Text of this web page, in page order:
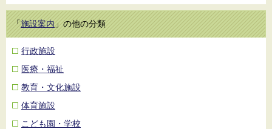
「施設案内」の他の分類
行政施設
医療・福祉
教育・文化施設
体育施設
こども園・学校